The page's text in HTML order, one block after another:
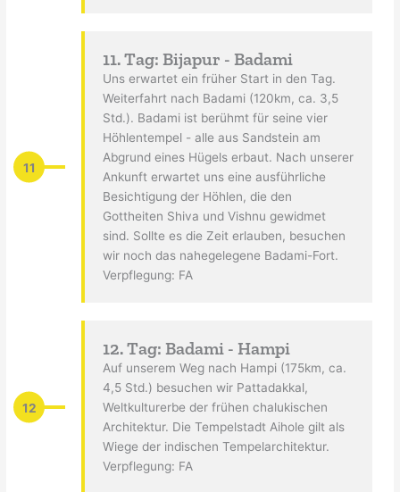
11
11. Tag: Bijapur - Badami
Uns erwartet ein früher Start in den Tag.
Weiterfahrt nach Badami (120km, ca. 3,5
Std.). Badami ist berühmt für seine vier
Höhlentempel - alle aus Sandstein am
Abgrund eines Hügels erbaut. Nach unserer
Ankunft erwartet uns eine ausführliche
Besichtigung der Höhlen, die den
Gottheiten Shiva und Vishnu gewidmet
sind. Sollte es die Zeit erlauben, besuchen
wir noch das nahegelegene Badami-Fort.
Verpflegung: FA
12
12. Tag: Badami - Hampi
Auf unserem Weg nach Hampi (175km, ca.
4,5 Std.) besuchen wir Pattadakkal,
Weltkulturerbe der frühen chalukischen
Architektur. Die Tempelstadt Aihole gilt als
Wiege der indischen Tempelarchitektur.
Verpflegung: FA